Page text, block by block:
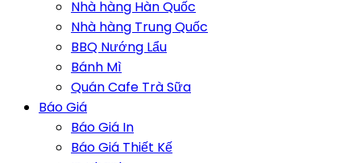
Nhà hàng Hàn Quốc
Nhà hàng Trung Quốc
BBQ Nướng Lẩu
Bánh Mì
Quán Cafe Trà Sữa
Báo Giá
Báo Giá In
Báo Giá Thiết Kế